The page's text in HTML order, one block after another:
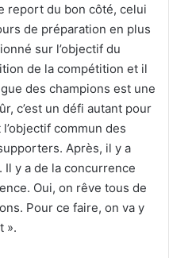
report du bon côté, celui
de préparation en plus
sur l’objectif du
de la compétition et il
des champions est une
c’est un défi autant pour
commun des
Après, il y a
y a de la concurrence
Oui, on rêve tous de
Pour ce faire, on va y
».